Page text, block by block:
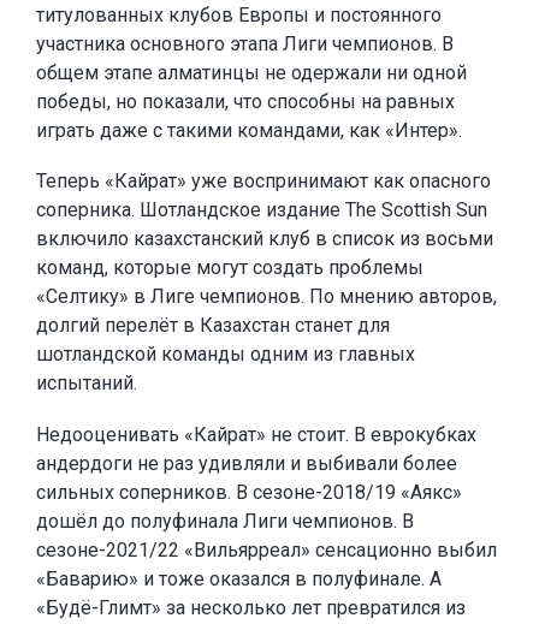
титулованных клубов Европы и постоянного
участника основного этапа Лиги чемпионов. В
общем этапе алматинцы не одержали ни одной
победы, но показали, что способны на равных
играть даже с такими командами, как «Интер».
Теперь «Кайрат» уже воспринимают как опасного
соперника. Шотландское издание The Scottish Sun
включило казахстанский клуб в список из восьми
команд, которые могут создать проблемы
«Селтику» в Лиге чемпионов. По мнению авторов,
долгий перелёт в Казахстан станет для
шотландской команды одним из главных
испытаний.
Недооценивать «Кайрат» не стоит. В еврокубках
андердоги не раз удивляли и выбивали более
сильных соперников. В сезоне-2018/19 «Аякс»
дошёл до полуфинала Лиги чемпионов. В
сезоне-2021/22 «Вильярреал» сенсационно выбил
«Баварию» и тоже оказался в полуфинале. А
«Будё-Глимт» за несколько лет превратился из